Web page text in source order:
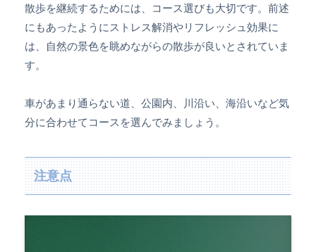
散歩を継続するためには、コース選びも大切です。前述
にもあったようにストレス解消やリフレッシュ効果に
は、自然の景色を眺めながらの散歩が良いとされていま
す。
車があまり通らない道、公園内、川沿い、海沿いなど気
分に合わせてコースを選んでみましょう。
注意点